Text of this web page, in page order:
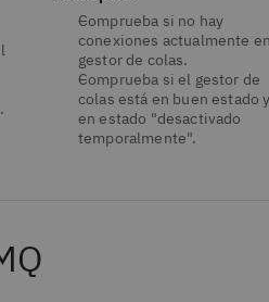
Comprueba si no hay
conexiones actualmente
gestor de colas.
Comprueba si el gestor de
colas está en buen estado
en estado "desactivado
temporalmente".